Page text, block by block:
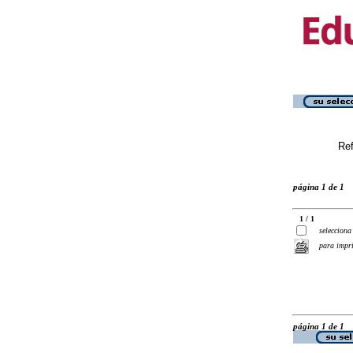
página 1 de 1
1 / 1
selecciona
para
página 1 de 1